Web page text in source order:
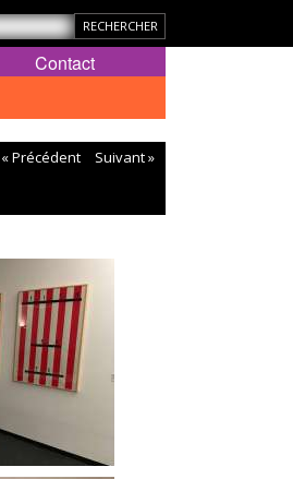
Contact
« Précédent Suivant »